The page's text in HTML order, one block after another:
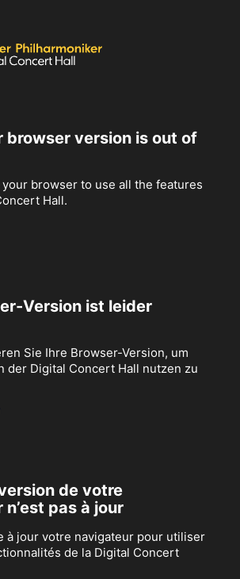
browser version is out of
your browser to use all the features
Hall.
Version ist leider
Sie Ihre Browser-Version, um
der Digital Concert Hall nutzen zu
de votre
pas à jour
à jour votre navigateur pour utiliser
de la Digital Concert